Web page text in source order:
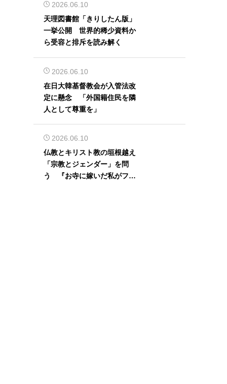
2026.06.10
天理図書館「きりしたん版」
一挙公開 世界的稀少資料か
ら受容と排斥を読み解く
2026.06.10
在日大韓基督教会が入管法改
定に懸念 「外国籍住民を隣
人として尊重を」
2026.06.10
仏教とキリスト教の垣根越え
「宗教とジェンダー」を問
う 『お寺に嫁いだ私がフェ